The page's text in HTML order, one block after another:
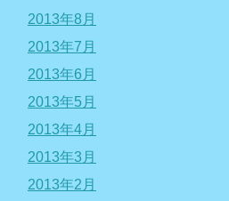
2013年8月
2013年7月
2013年6月
2013年5月
2013年4月
2013年3月
2013年2月